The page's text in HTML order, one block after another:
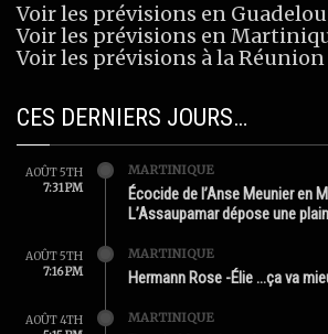
Voir les prévisions en
Voir les prévisions en
Voir les prévisions à la Réunion
CES DERNIERS JOURS…
AOÛT 5TH
7:31 PM
MARTINIQUE
Écocide de l’Anse Meunier en
L’Assaupamar dépose une
AOÛT 5TH
7:16 PM
MARTINIQUE
Hermann Rose -Élie …ça va
AOÛT 4TH
MARTINIQUE